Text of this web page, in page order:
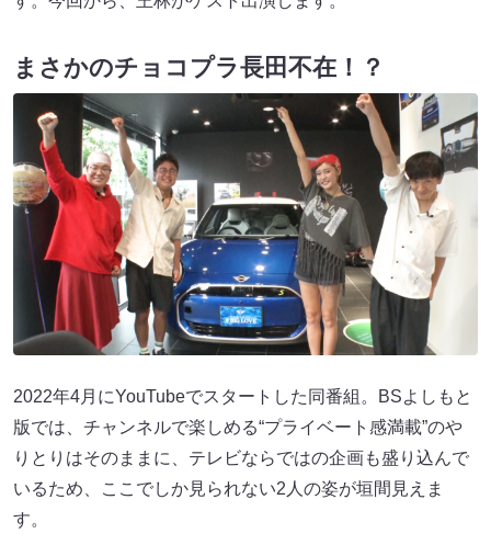
まさかのチョコプラ長田不在！？
2022年4月にYouTubeでスタートした同番組。BSよしもと
版では、チャンネルで楽しめる“プライベート感満載”のや
りとりはそのままに、テレビならではの企画も盛り込んで
いるため、ここでしか見られない2人の姿が垣間見えま
す。